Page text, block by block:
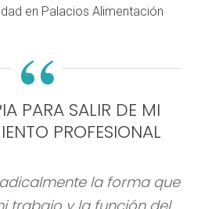
en Palacios Alimentación
“
PARA SALIR DE MI
PROFESIONAL
la forma que